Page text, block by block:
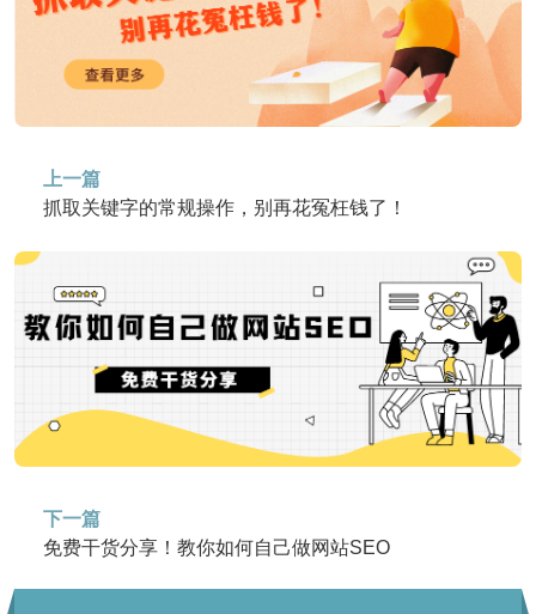
上一篇
抓取关键字的常规操作，别再花冤枉钱了！
下一篇
免费干货分享！教你如何自己做网站SEO